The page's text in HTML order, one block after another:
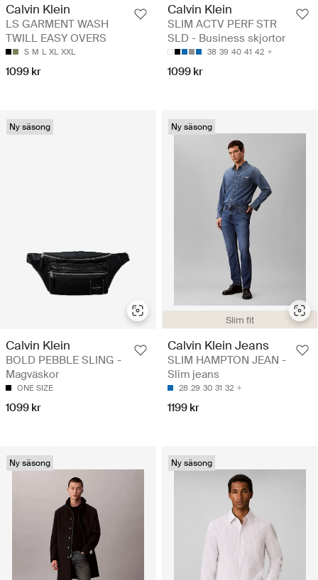
Calvin Klein
LS GARMENT WASH
TWILL EASY OVERS
S M L XL XXL
1099 kr
Calvin Klein
SLIM ACTV PERF STR
SLD - Business skjortor
38 39 40 41 42
1099 kr
Ny säsong
Calvin Klein
BOLD PEBBLE SLING -
Magväskor
ONE SIZE
1099 kr
Slim fit
Ny säsong
Calvin Klein Jeans
SLIM HAMPTON JEAN -
Slim jeans
28 29 30 31 32
1199 kr
Ny säsong Ny säsong